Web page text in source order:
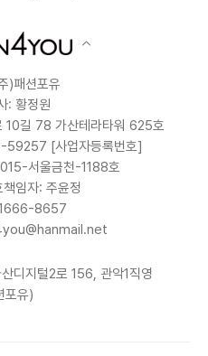
)패션포유
: 황정원
10길 78 가산테라타워 625호
59257 [사업자등록번호]
서울금천-1188호
임자: 주윤정
8657
디지털2로 156, 관악1직영
포유)